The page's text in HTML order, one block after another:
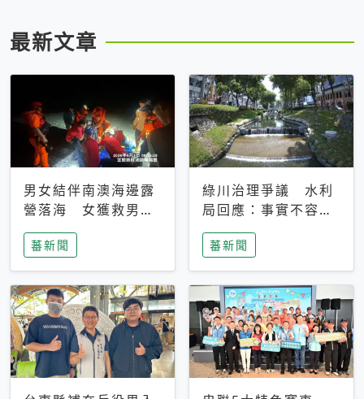
最新文章
男女結伴南澳海邊露
營落海 女獲救男仍
搜救中
蕃新聞
綠川治理爭議 水利
局回應：事實不容被
選擇性解讀
蕃新聞